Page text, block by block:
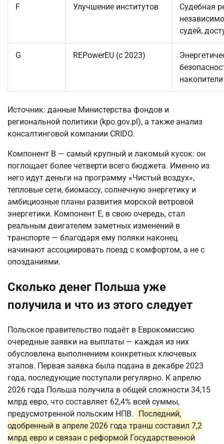
F Улучшение институтов
Судебная
судей,
G REPowerEU (с 2023)
Источник: данные Министерства фондов и
региональной политики (kpo.gov.pl), а также анализ
консалтинговой компании CRIDO.
Компонент B — самый крупный и лакомый кусок: он
поглощает более четверти всего бюджета. Именно из
него идут деньги на программу «Чистый воздух»,
тепловые сети, биомассу, солнечную энергетику и
амбициозные планы развития морской ветровой
энергетики. Компонент E, в свою очередь, стал
реальным двигателем заметных изменений в
транспорте — благодаря ему поляки наконец
начинают ассоциировать поезд с комфортом, а не с
опозданиями.
Сколько денег Польша уже
получила и что из этого следует
Польское правительство подаёт в Еврокомиссию
очередные заявки на выплаты — каждая из них
обусловлена выполнением конкретных ключевых
этапов. Первая заявка была подана в декабре 2023
года, последующие поступали регулярно. К апрелю
2026 года Польша получила в общей сложности 34,15
млрд евро, что составляет 62,4% всей суммы,
предусмотренной польским НПВ.
Последний,
одобренный в апреле 2026 года транш составил 7,2
млрд евро и связан с реформой Государственной